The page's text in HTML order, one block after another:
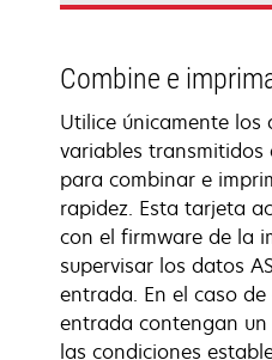
Combine e
Utilice únicamente los
variables transmitidos
para combinar e
rapidez. Esta tarjeta
con el firmware de la
supervisar los datos
entrada. En el caso
entrada contengan
las condiciones